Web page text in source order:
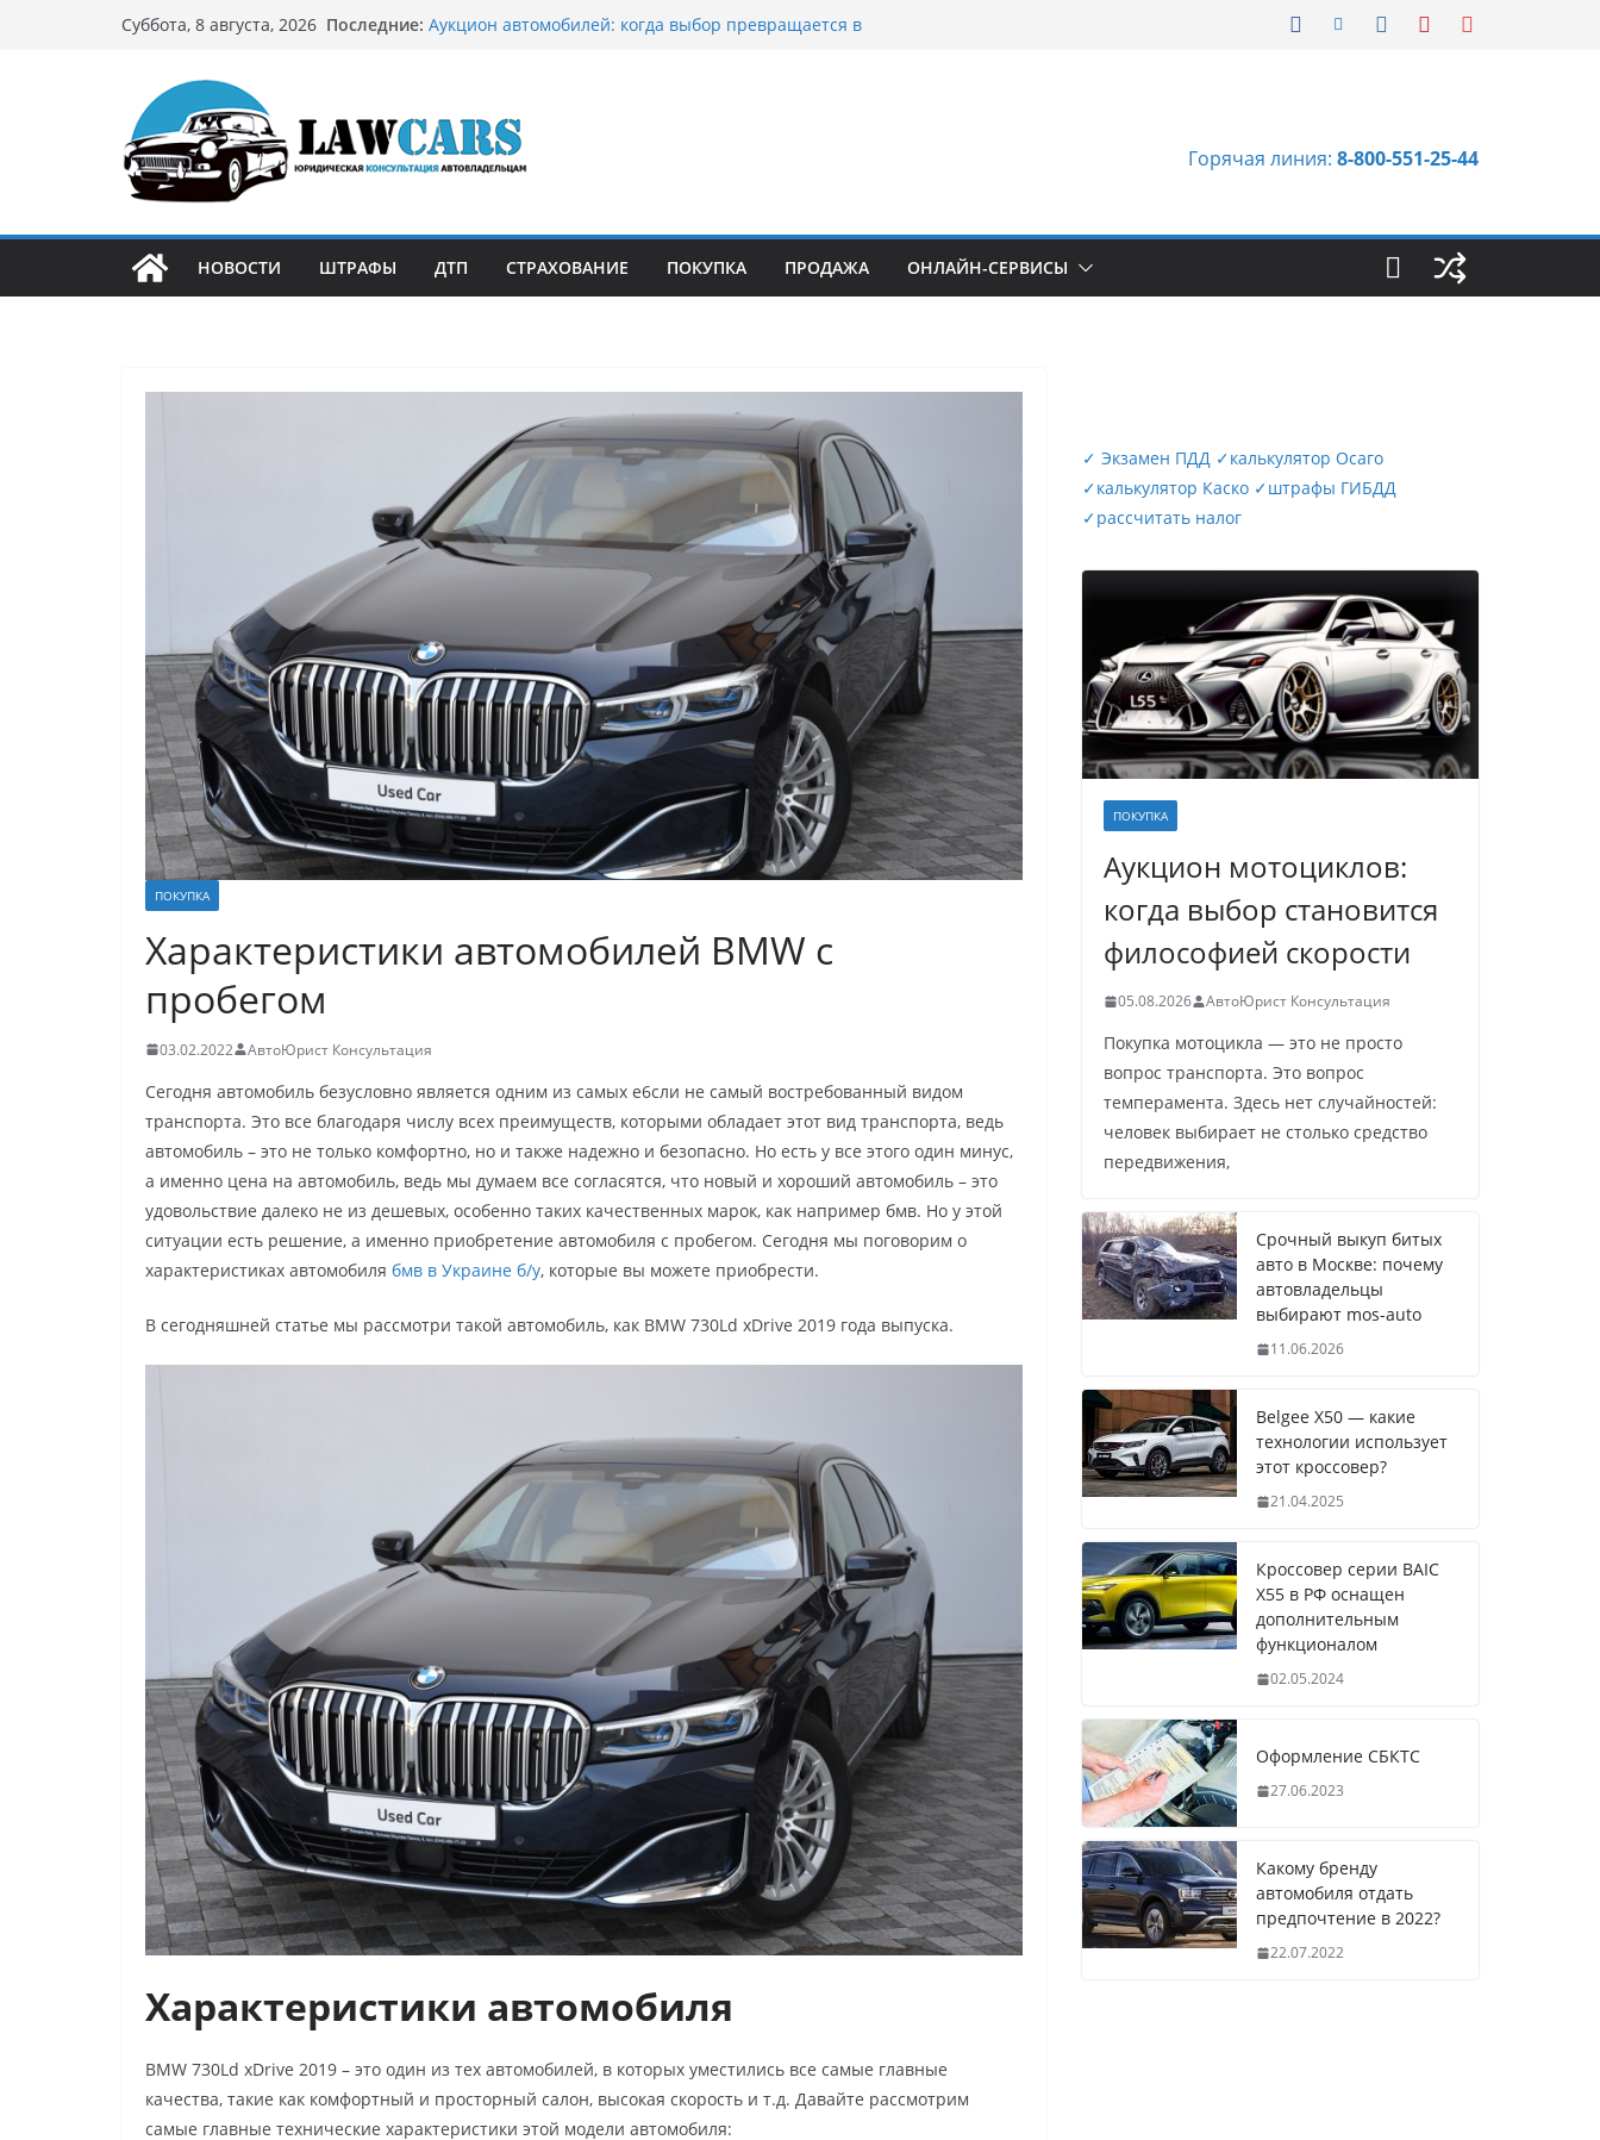
Суббота, 8 августа, 2026 Последние: Как устроено страхование авто с франшизой и кому оно
Аукцион мотоциклов: когда выбор становится
философией скорости
Срочный выкуп битых авто в Москве: почему
остромодный тренд?
Горячая линия: 8-800-551-25-44
НОВОСТИ ШТРАФЫ ДТП СТРАХОВАНИЕ ПОКУПКА ПРОДАЖА ОНЛАЙН-СЕРВИСЫ
ПОКУПКА
Характеристики автомобилей BMW с
пробегом
03.02.2022 АвтоЮрист Консультация
Сегодня автомобиль безусловно является одним из самых е6сли не самый востребованный видом
транспорта. Это все благодаря числу всех преимуществ, которыми обладает этот вид транспорта, ведь
автомобиль – это не только комфортно, но и также надежно и безопасно. Но есть у все этого один минус,
а именно цена на автомобиль, ведь мы думаем все согласятся, что новый и хороший автомобиль – это
удовольствие далеко не из дешевых, особенно таких качественных марок, как например бмв. Но у этой
ситуации есть решение, а именно приобретение автомобиля с пробегом. Сегодня мы поговорим о
характеристиках автомобиля бмв в Украине б/у, которые вы можете приобрести.
В сегодняшней статье мы рассмотри такой автомобиль, как BMW 730Ld xDrive 2019 года выпуска.
Характеристики автомобиля
BMW 730Ld xDrive 2019 – это один из тех автомобилей, в которых уместились все самые главные
качества, такие как комфортный и просторный салон, высокая скорость и т.д. Давайте рассмотрим
самые главные технические характеристики этой модели автомобиля:
✓ Экзамен ПДД ✓калькулятор Осаго
✓калькулятор Каско ✓штрафы ГИБДД
✓рассчитать налог
ПОКУПКА
Аукцион мотоциклов:
когда выбор становится
философией скорости
05.08.2026 АвтоЮрист Консультация
Покупка мотоцикла — это не просто
вопрос транспорта. Это вопрос
темперамента. Здесь нет случайностей:
человек выбирает не столько средство
передвижения,
Срочный выкуп битых
авто в Москве: почему
автовладельцы
выбирают mos-auto
11.06.2026
Belgee X50 — какие
технологии использует
этот кроссовер?
21.04.2025
Кроссовер серии BAIC
X55 в РФ оснащен
дополнительным
функционалом
02.05.2024
Оформление СБКТС
27.06.2023
Какому бренду
автомобиля отдать
предпочтение в 2022?
22.07.2022